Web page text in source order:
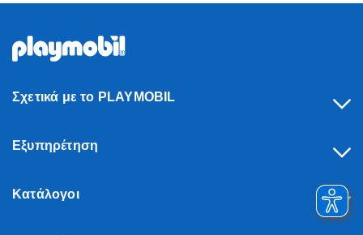
Σχετικά με το PLAYMOBIL
Εξυπηρέτηση
Κατάλογοι